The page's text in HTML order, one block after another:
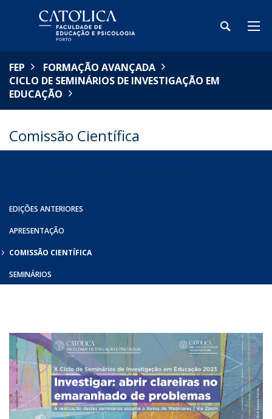
FEP
FORMAÇÃO AVANÇADA
CICLO DE SEMINÁRIOS DE INVESTIGAÇÃO EM
EDUCAÇÃO
Comissão Científica
EDIÇÕES ANTERIORES
APRESENTAÇÃO
COMISSÃO CIENTÍFICA
SEMINÁRIOS